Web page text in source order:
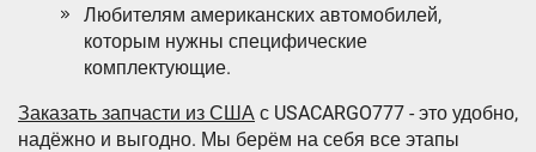
Любителям американских автомобилей,
которым нужны специфические
комплектующие.
Заказать запчасти из США с USACARGO777 - это удобно,
надёжно и выгодно. Мы берём на себя все этапы